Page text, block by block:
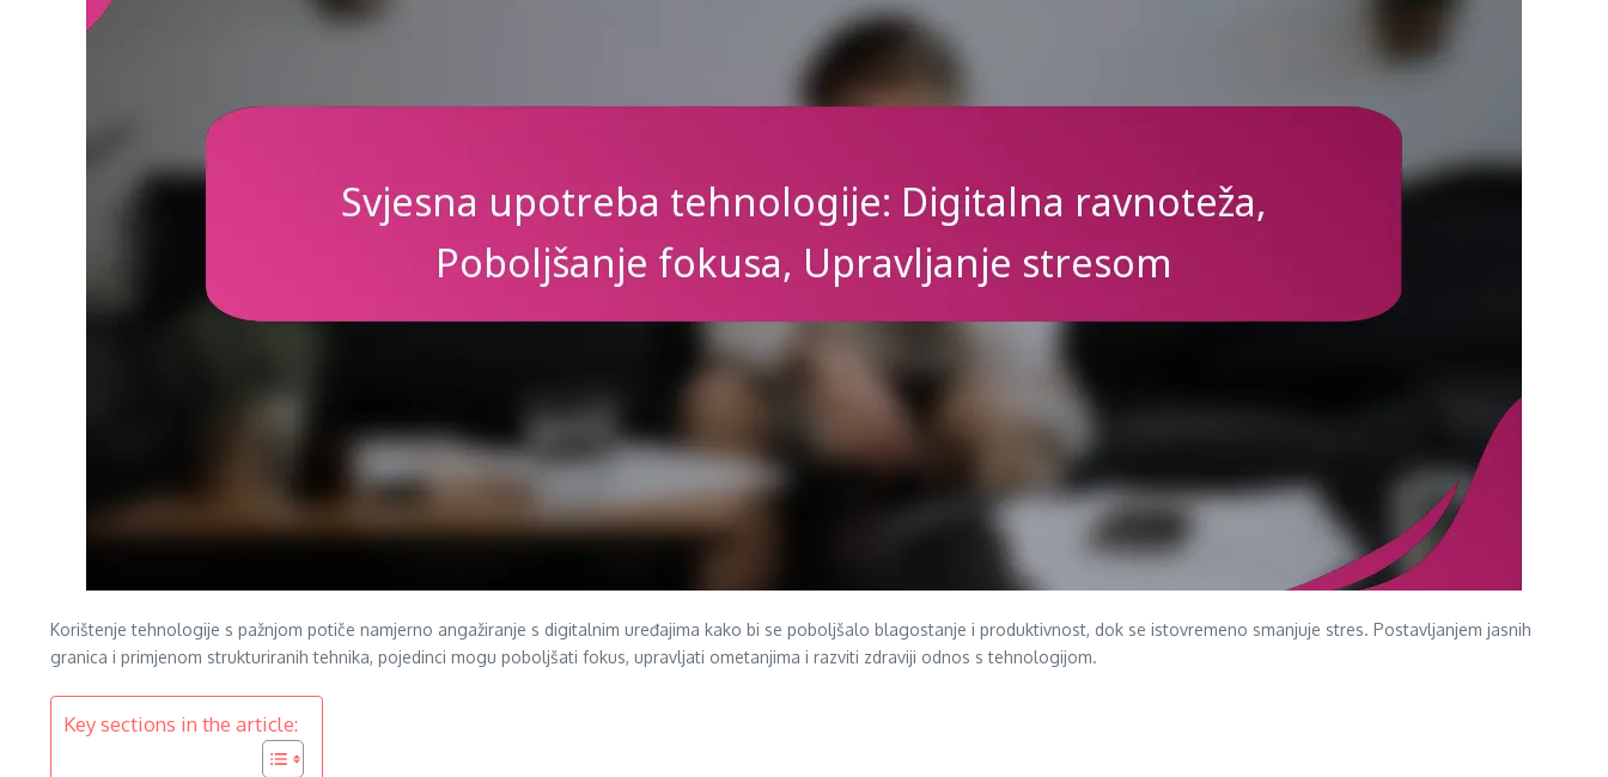
Korištenje tehnologije s pažnjom potiče namjerno angažiranje s digitalnim uređajima kako bi se poboljšalo blagostanje i produktivnost, dok se istovremeno smanjuje stres. Postavljanjem jasnih
granica i primjenom strukturiranih tehnika, pojedinci mogu poboljšati fokus, upravljati ometanjima i razviti zdraviji odnos s tehnologijom.
Key sections in the article: